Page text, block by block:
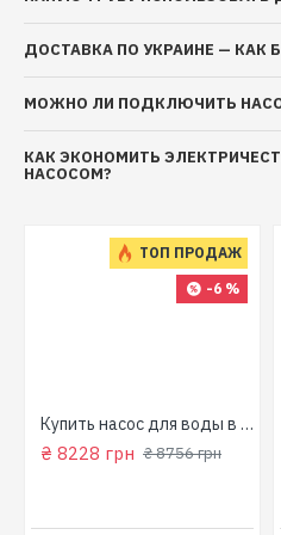
ДОСТАВКА ПО УКРАИНЕ — КАК
МОЖНО ЛИ ПОДКЛЮЧИТЬ
КАК ЭКОНОМИТЬ
НАСОСОМ?
ТОП ПРОДАЖ
-6 %
Купить насос для воды в колодец (800 Вт, напор: 43м, производит: 90 л/мин) GARDEN 1000-4-Robot "NPO"
₴ 8228 грн ₴ 8756 грн